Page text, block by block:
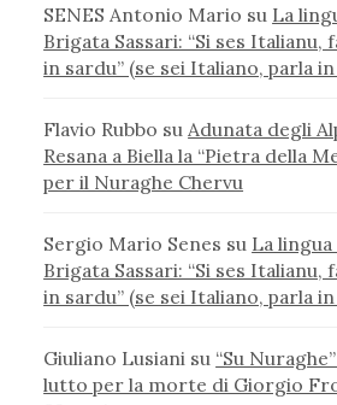
SENES Antonio Mario su La
Brigata Sassari: “Si ses Italianu,
in sardu” (se sei Italiano, parla
Flavio Rubbo su Adunata degli
Resana a Biella la “Pietra della
per il Nuraghe Chervu
Sergio Mario Senes su La lingua
Brigata Sassari: “Si ses Italianu,
in sardu” (se sei Italiano, parla
Giuliano Lusiani su “Su
lutto per la morte di Giorgio